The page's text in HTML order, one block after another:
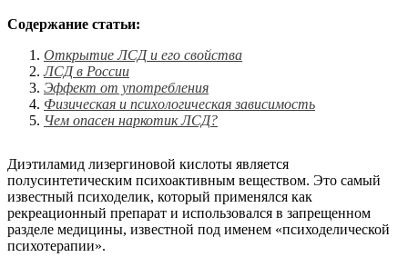
Содержание статьи:
Открытие ЛСД и его свойства
ЛСД в России
Эффект от употребления
Физическая и психологическая зависимость
Чем опасен наркотик ЛСД?
Диэтиламид лизергиновой кислоты является
полусинтетическим психоактивным веществом. Это самый
известный психоделик, который применялся как
рекреационный препарат и использовался в запрещенном
разделе медицины, известной под именем «психоделической
психотерапии».